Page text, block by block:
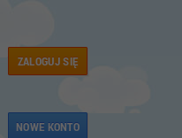
ZALOGUJ SIĘ
NOWE KONTO